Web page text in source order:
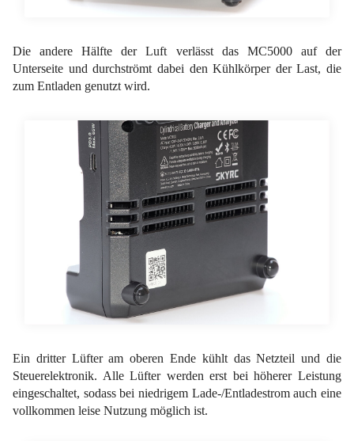
Die andere Hälfte der Luft verlässt das MC5000 auf der
Unterseite und durchströmt dabei den Kühlkörper der Last, die
zum Entladen genutzt wird.
Ein dritter Lüfter am oberen Ende kühlt das Netzteil und die
Steuerelektronik. Alle Lüfter werden erst bei höherer Leistung
eingeschaltet, sodass bei niedrigem Lade-/Entladestrom auch eine
vollkommen leise Nutzung möglich ist.